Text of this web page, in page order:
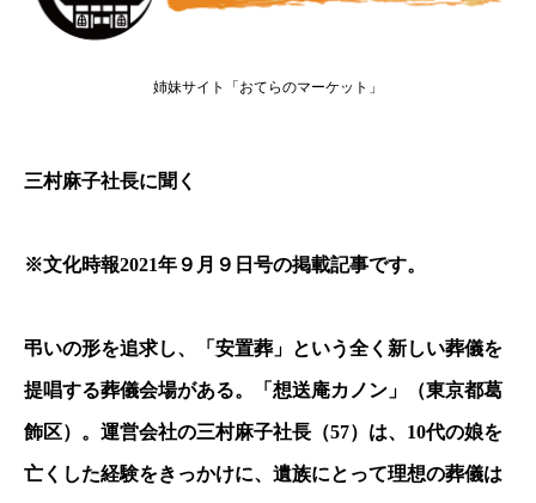
姉妹サイト「おてらのマーケット」
三村麻子社長に聞く
※文化時報2021年９月９日号の掲載記事です。
弔いの形を追求し、「安置葬」という全く新しい葬儀を
提唱する葬儀会場がある。「想送庵カノン」（東京都葛
飾区）。運営会社の三村麻子社長（57）は、10代の娘を
亡くした経験をきっかけに、遺族にとって理想の葬儀は